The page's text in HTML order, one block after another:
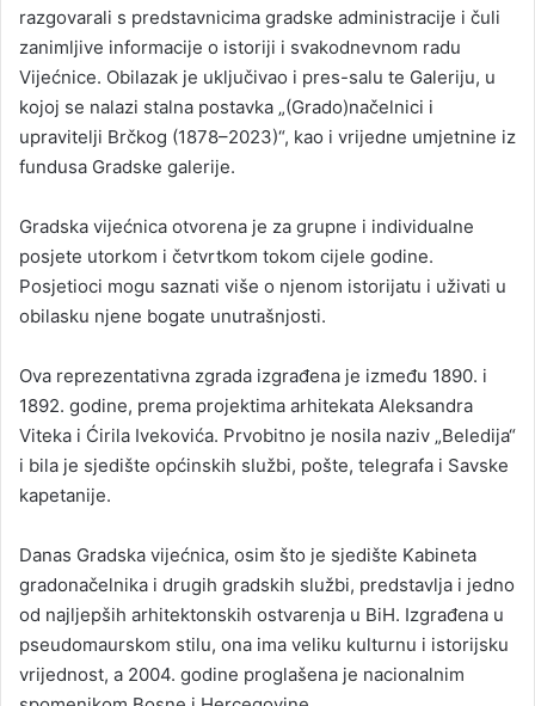
razgovarali s predstavnicima gradske administracije i čuli
zanimljive informacije o istoriji i svakodnevnom radu
Vijećnice. Obilazak je uključivao i pres-salu te Galeriju, u
kojoj se nalazi stalna postavka „(Grado)načelnici i
upravitelji Brčkog (1878–2023)“, kao i vrijedne umjetnine iz
fundusa Gradske galerije.
Gradska vijećnica otvorena je za grupne i individualne
posjete utorkom i četvrtkom tokom cijele godine.
Posjetioci mogu saznati više o njenom istorijatu i uživati u
obilasku njene bogate unutrašnjosti.
Ova reprezentativna zgrada izgrađena je između 1890. i
1892. godine, prema projektima arhitekata Aleksandra
Viteka i Ćirila Ivekovića. Prvobitno je nosila naziv „Beledija“
i bila je sjedište općinskih službi, pošte, telegrafa i Savske
kapetanije.
Danas Gradska vijećnica, osim što je sjedište Kabineta
gradonačelnika i drugih gradskih službi, predstavlja i jedno
od najljepših arhitektonskih ostvarenja u BiH. Izgrađena u
pseudomaurskom stilu, ona ima veliku kulturnu i istorijsku
vrijednost, a 2004. godine proglašena je nacionalnim